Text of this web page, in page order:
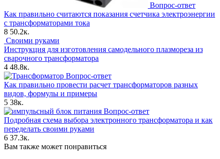
Вопрос-ответ
Как правильно считаются показания счетчика электроэнергии
с трансформаторами тока
8 50.2к.
Своими руками
Инструкция для изготовления самодельного плазмореза из
сварочного трансформатора
4 48.8к.
Вопрос-ответ
Как правильно провести расчет трансформаторов разных
видов, формулы и примеры
5 38к.
Вопрос-ответ
Подробная схема выбора электронного трансформатора и как
переделать своими руками
6 37.3к.
Вам также может понравиться